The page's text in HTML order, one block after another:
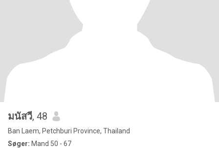
มนัสวี, 48
Ban Laem, Petchburi Province, Thailand
Søger: Mand 50 - 67